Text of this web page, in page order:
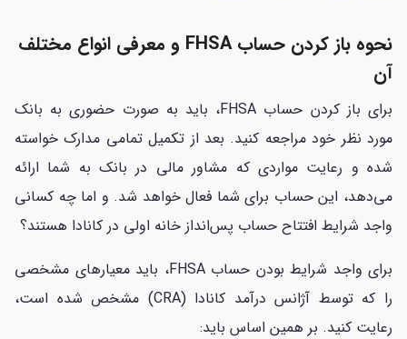
نحوه باز کردن حساب FHSA و معرفی انواع مختلف
آن
برای باز کردن حساب FHSA، باید به صورت حضوری به بانک
مورد نظر خود مراجعه کنید. بعد از تکمیل تمامی مدارک خواسته
شده و رعایت مواردی که مشاور مالی در بانک به شما ارائه
می‌دهد، این حساب برای شما فعال خواهد شد. و اما چه کسانی
واجد شرایط افتتاح حساب پس‌انداز خانه اولی در کانادا هستند؟
برای واجد شرایط بودن حساب FHSA، باید معیارهای مشخصی
را که توسط آژانس درآمد کانادا (CRA) مشخص شده است،
رعایت کنید. بر همین اساس باید: